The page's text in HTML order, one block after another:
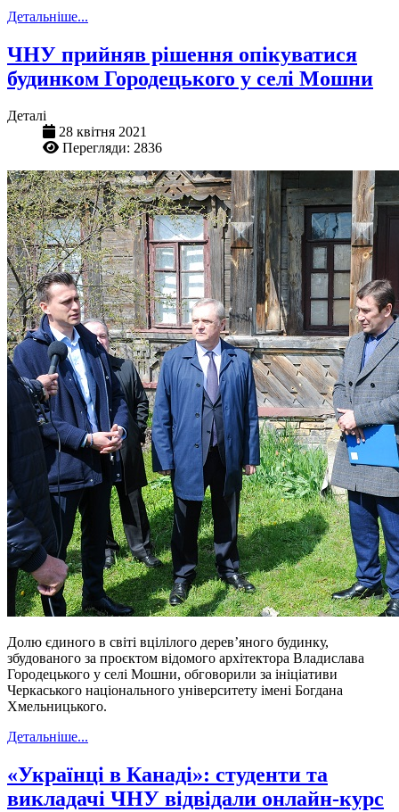
Детальніше...
ЧНУ прийняв рішення опікуватися
будинком Городецького у селі Мошни
Деталі
28 квітня 2021
Перегляди: 2836
Долю єдиного в світі вцілілого дерев’яного будинку,
збудованого за проєктом відомого архітектора Владислава
Городецького у селі Мошни, обговорили за ініціативи
Черкаського національного університету імені Богдана
Хмельницького.
Детальніше...
«Українці в Канаді»: студенти та
викладачі ЧНУ відвідали онлайн-курс